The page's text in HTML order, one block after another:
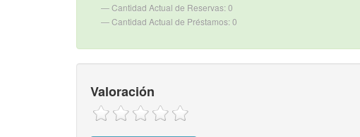
Cantidad Actual de Reservas: 0
Cantidad Actual de Préstamos: 0
Valoración